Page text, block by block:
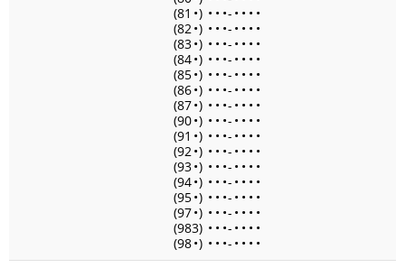
(81 •) • • •- • • • •
(82•) • • •- • • • •
(83•) • • •- • • • •
(84•) • • •- • • • •
(85•) • • •- • • • •
(86•) • • •- • • • •
(87•) • • •- • • • •
(90•) • • •- • • • •
(91 •) • • •- • • • •
(92•) • • •- • • • •
(93•) • • •- • • • •
(94•) • • •- • • • •
(95•) • • •- • • • •
(97•) • • •- • • • •
(983) • • •- • • • •
(98•) • • •- • • • •